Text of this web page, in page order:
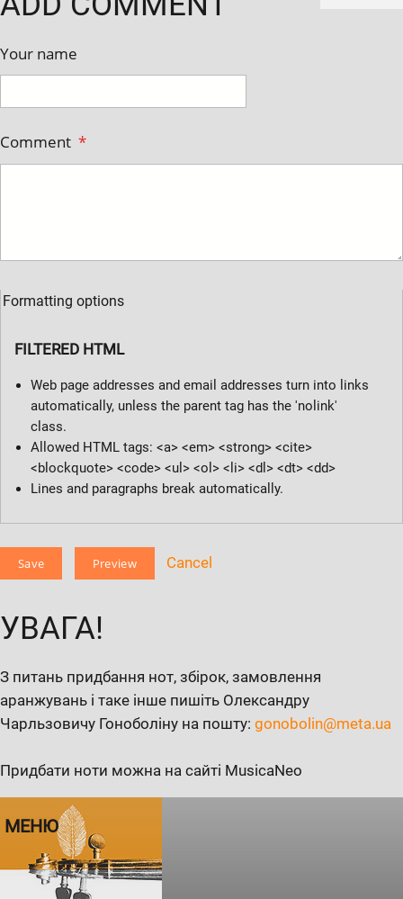
Your name
Comment *
Formatting options
FILTERED HTML
Web page addresses and email addresses turn into links
automatically, unless the parent tag has the 'nolink'
class.
Allowed HTML tags: <a> <em> <strong> <cite>
<blockquote> <code> <ul> <ol> <li> <dl> <dt> <dd>
Lines and paragraphs break automatically.
Cancel
УВАГА!
З питань придбання нот, збірок, замовлення
аранжувань і таке інше пишіть Олександру
Чарльзовичу Гоноболіну на пошту: gonobolin@meta.ua
Придбати ноти можна на сайті MusicaNeo
МЕНЮ